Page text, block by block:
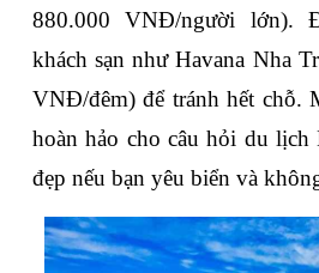
880.000 VNĐ/người lớn).
khách sạn như Havana Nha
VNĐ/đêm) để tránh hết chỗ.
hoàn hảo cho câu hỏi du lịch
đẹp nếu bạn yêu biển và